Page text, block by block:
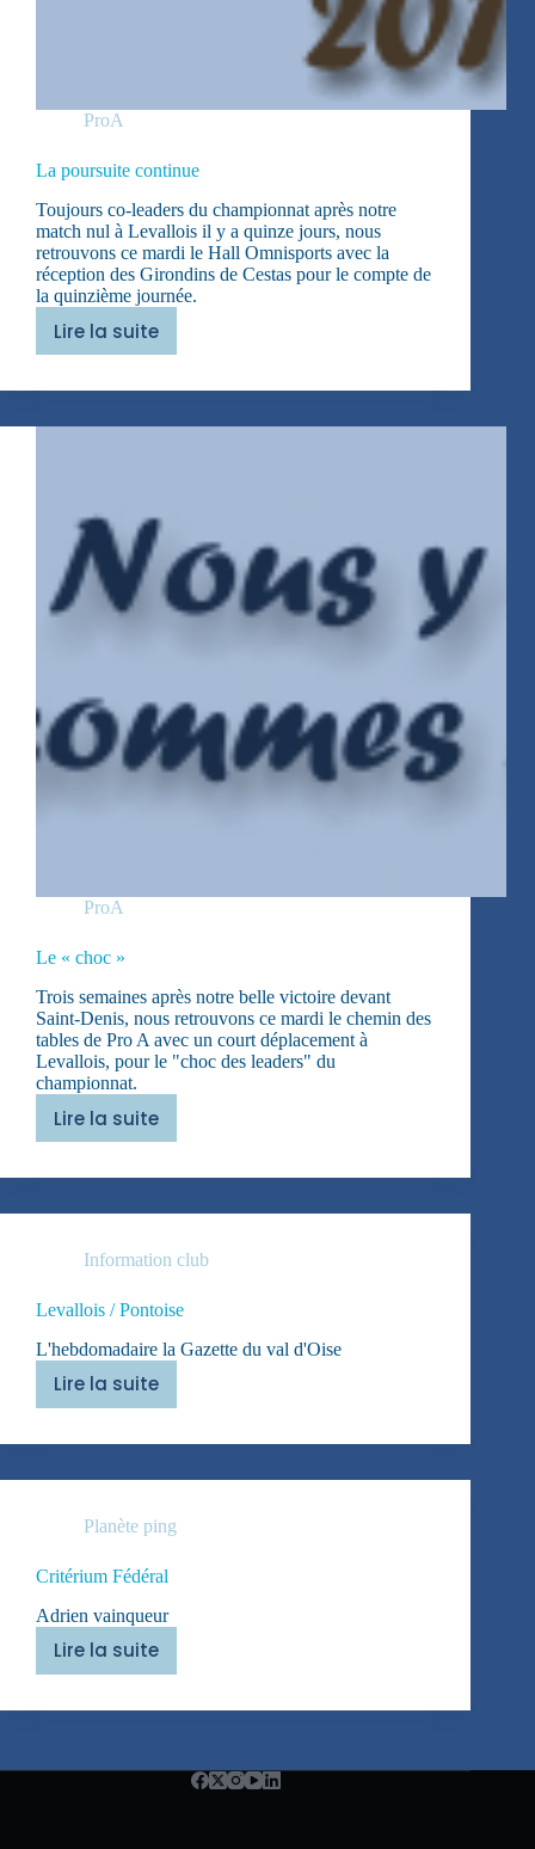
ProA
La poursuite continue
Toujours co-leaders du championnat après notre
match nul à Levallois il y a quinze jours, nous
retrouvons ce mardi le Hall Omnisports avec la
réception des Girondins de Cestas pour le compte de
la quinzième journée.
Lire la suite
La
continue
ProA
Le « choc »
Trois semaines après notre belle victoire devant
Saint-Denis, nous retrouvons ce mardi le chemin des
tables de Pro A avec un court déplacement à
Levallois, pour le "choc des leaders" du
championnat.
Lire la suite
Le
Information club
Levallois / Pontoise
L'hebdomadaire la Gazette du val d'Oise
Lire la suite
Levallois
Pontoise
Planète ping
Critérium Fédéral
Adrien vainqueur
Lire la suite
Critérium